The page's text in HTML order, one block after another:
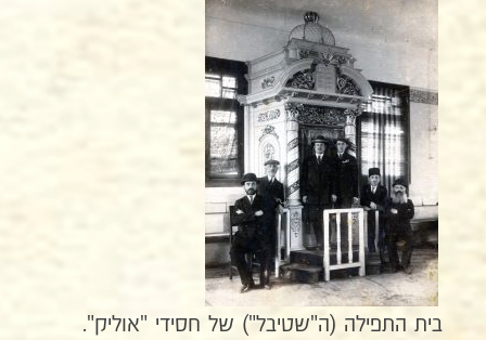
בית התפילה (ה"שטיבל") של חסידי "אוליק".